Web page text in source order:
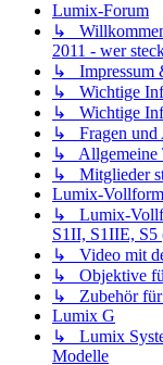
Lumix-Forum
↳
2011 - wer
↳ Impressum
↳ Wichtige
↳ Wichtige
↳ Fragen und
↳ Allgemeine
↳ Mitglieder
Lumix-
↳ Lumix-
S1II, S1IIE,
↳ Video mit
↳ Objektive
↳ Zubehör für
Lumix G
↳ Lumix
Modelle